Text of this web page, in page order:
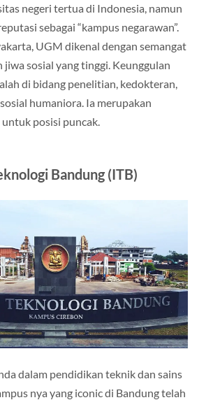
negeri tertua di Indonesia, namun
sebagai “kampus negarawan”.
UGM dikenal dengan semangat
jiwa sosial yang tinggi. Keunggulan
di bidang penelitian, kedokteran,
humaniora. Ia merupakan
posisi puncak.
Bandung (ITB)
dalam pendidikan teknik dan sains
nya yang iconic di Bandung telah